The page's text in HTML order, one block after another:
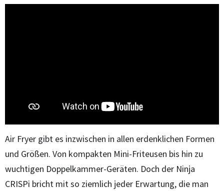
Air Fryer gibt es inzwischen in allen erdenklichen Formen
und Größen. Von kompakten Mini-Friteusen bis hin zu
wuchtigen Doppelkammer-Geräten. Doch der Ninja
CRISPi bricht mit so ziemlich jeder Erwartung, die man